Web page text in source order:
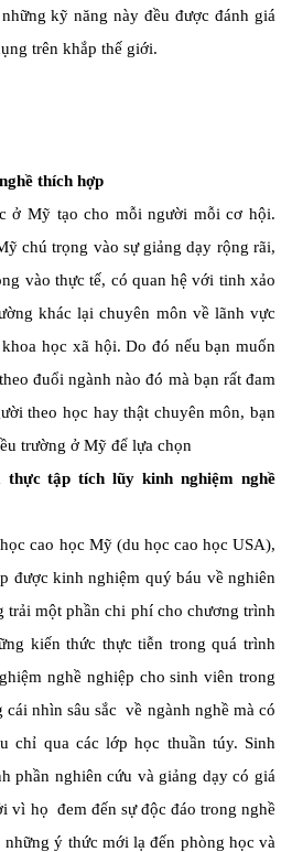
kỹ năng này đều được đánh giá
trên khắp thế giới.
thích hợp
ở Mỹ tạo cho mỗi người mỗi cơ hội.
chú trọng vào sự giảng dạy rộng rãi,
vào thực tế, có quan hệ với tinh xảo
khác lại chuyên môn về lãnh vực
học xã hội. Do đó nếu bạn muốn
đuổi ngành nào đó mà bạn rất đam
theo học hay thật chuyên môn, bạn
trường ở Mỹ để lựa chọn
tập tích lũy kinh nghiệm nghề
cao học Mỹ (du học cao học USA),
được kinh nghiệm quý báu về nghiên
trải một phần chi phí cho chương trình
kiến thức thực tiễn trong quá trình
nghề nghiệp cho sinh viên trong
nhìn sâu sắc về ngành nghề mà có
chỉ qua các lớp học thuần túy. Sinh
phần nghiên cứu và giảng dạy có giá
vì họ đem đến sự độc đáo trong nghề
ý thức mới lạ đến phòng học và